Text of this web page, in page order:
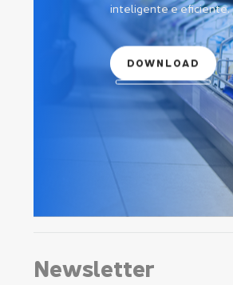
inteligente e eficiente.
DOWNLOAD
Newsletter